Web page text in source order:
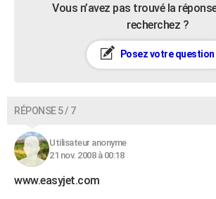
Vous n’avez pas trouvé la
recherchez ?
Posez votre question
RÉPONSE 5 / 7
Utilisateur anonyme
21 nov. 2008 à 00:18
www.easyjet.com